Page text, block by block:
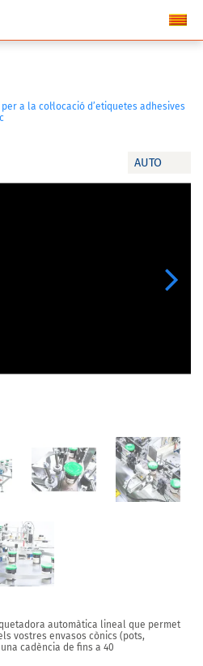
AUTO
Next
a la col·locació d’etiquetes adhesives
automàtica lineal que permet
vostres envasos cònics (pots,
cadència de fins a 40